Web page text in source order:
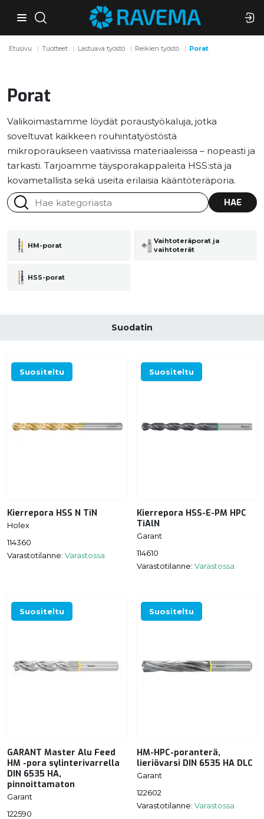
Etusivu Tuotteet Lastuava työstö Reikien työstö Porat
Porat
Valikoimastamme löydät poraustyökaluja, jotka
soveltuvat kaikkeen rouhintatyöstöstä
mikroporaukseen vaativissa materiaaleissa – nopeasti ja
tarkasti. Tarjoamme täysporakappaleita HSS:stä ja
kovametallista sekä useita erilaisia kääntöteräporia.
HAE
HM-porat
Vaihtoteräporat ja
vaihtoterät
HSS-porat
Suodatin
Suositeltu
Kierrepora HSS N TiN
Holex
114360
Varastotilanne: Varastossa
Suositeltu
Kierrepora HSS-E-PM HPC
TiAlN
Garant
114610
Varastotilanne: Varastossa
Suositeltu
GARANT Master Alu Feed
HM -pora sylinterivarrella
DIN 6535 HA,
pinnoittamaton
Garant
122590
Suositeltu
HM-HPC-poranterä,
lieriövarsi DIN 6535 HA DLC
Garant
122602
Varastotilanne: Varastossa